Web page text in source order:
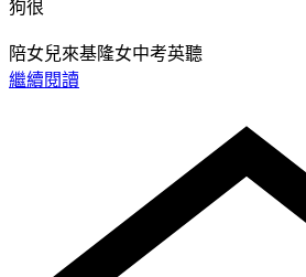
陪女兒來基隆女中考英聽
繼續閱讀